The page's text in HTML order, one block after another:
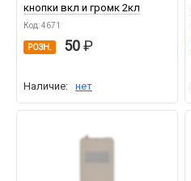
кнопки вкл и громк 2кл
Код: 4671
РОЗН. 50
Наличие: нет